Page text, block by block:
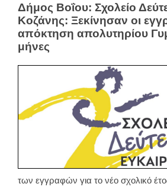
Δήμος Βοΐου: Σχολείο
Κοζάνης: Ξεκίνησαν οι
απόκτηση απολυτηρίου
μήνες
των εγγραφών για το νέο σχολικό